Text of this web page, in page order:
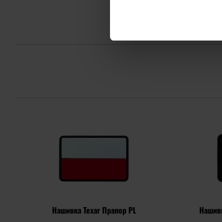
Нашивка Texar Прапор PL